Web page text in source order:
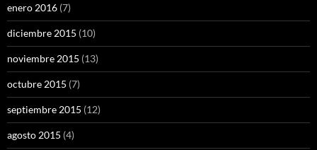
enero 2016 (7)
diciembre 2015 (10)
noviembre 2015 (13)
octubre 2015 (7)
septiembre 2015 (12)
agosto 2015 (4)